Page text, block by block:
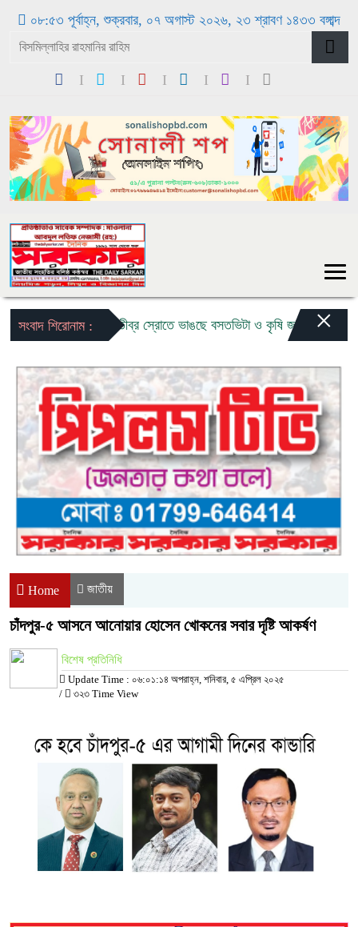
০৮:৫৩ পূর্বাহ্ন, শুক্রবার, ০৭ অগাস্ট ২০২৬, ২৩ শ্রাবণ ১৪৩৩ বঙ্গাব্দ
সংবাদ শিরোনাম :বন্যার তীব্র স্রোতে ভাঙছে বসতভিটা ও কৃষি জমি: ৩ কন্যা ও ১
×
Home জাতীয়
চাঁদপুর-৫ আসনে আনোয়ার হোসেন খোকনের সবার দৃষ্টি আকর্ষণ
বিশেষ প্রতিনিধি
Update Time : ০৬:০১:১৪ অপরাহ্ন, শনিবার, ৫ এপ্রিল ২০২৫
/
৩২৩ Time View